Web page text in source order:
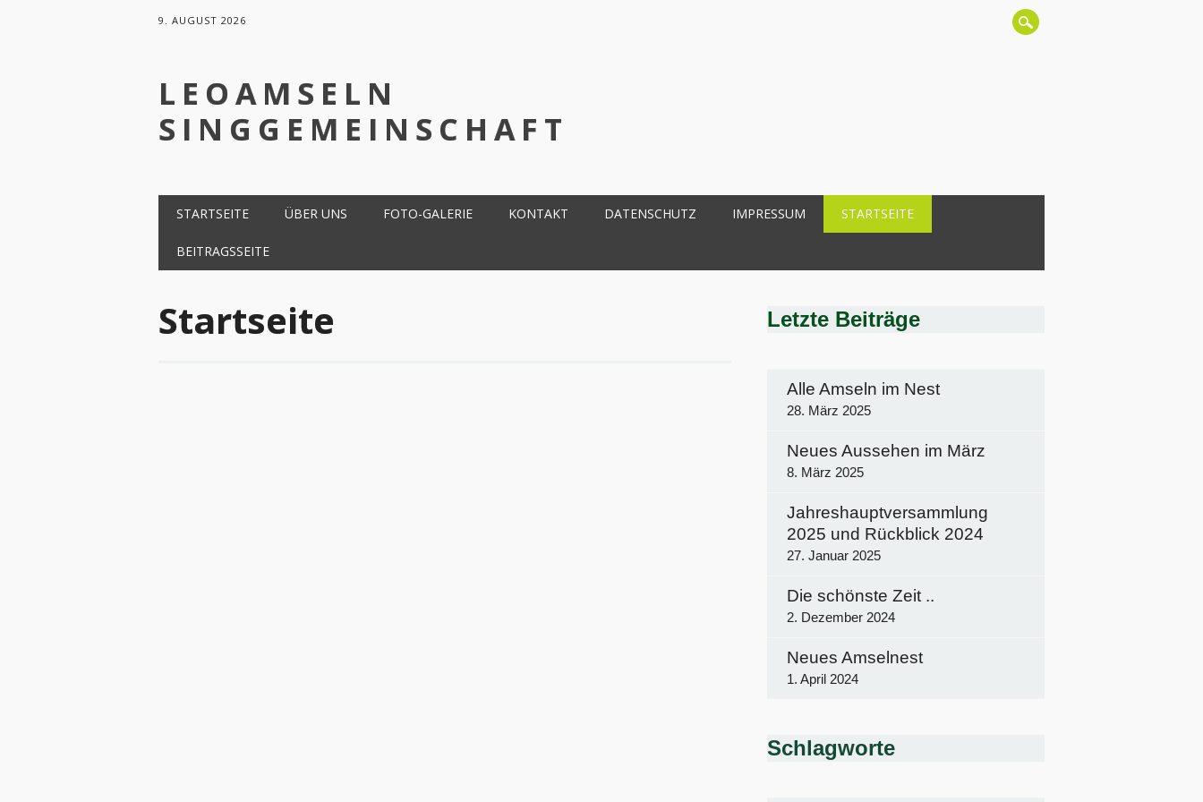
9. AUGUST 2026
LEOAMSELN
SINGGEMEINSCHAFT
Hauptmenü
STARTSEITE ÜBER UNS FOTO-GALERIE KONTAKT DATENSCHUTZ IMPRESSUM STARTSEITE
BEITRAGSSEITE
Startseite Letzte Beiträge
Alle Amseln im Nest
28. März 2025
Neues Aussehen im März
8. März 2025
Jahreshauptversammlung
2025 und Rückblick 2024
27. Januar 2025
Die schönste Zeit ..
2. Dezember 2024
Neues Amselnest
1. April 2024
Schlagworte